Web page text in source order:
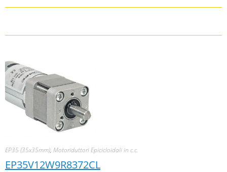
EP35 (35x35mm), Motoriduttori Epicicloidali in c.c.
EP35V12W9R8372CL